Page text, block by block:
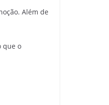
Além de
que o